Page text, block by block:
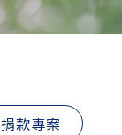
捐款專案